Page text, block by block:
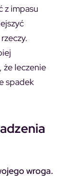
z impasu
że leczenie
spadek
wroga.